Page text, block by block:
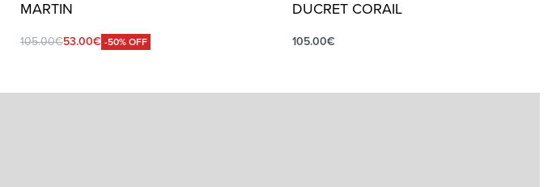
MARTIN
105.00€53.00€ -50% OFF
DUCRET CORAIL
105.00€